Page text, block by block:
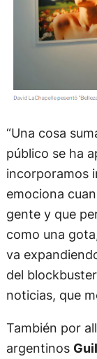
“Una cosa
público se ha
incorporamos
emociona
gente y que
como una
va
del
noticias, que
También por
argentinos